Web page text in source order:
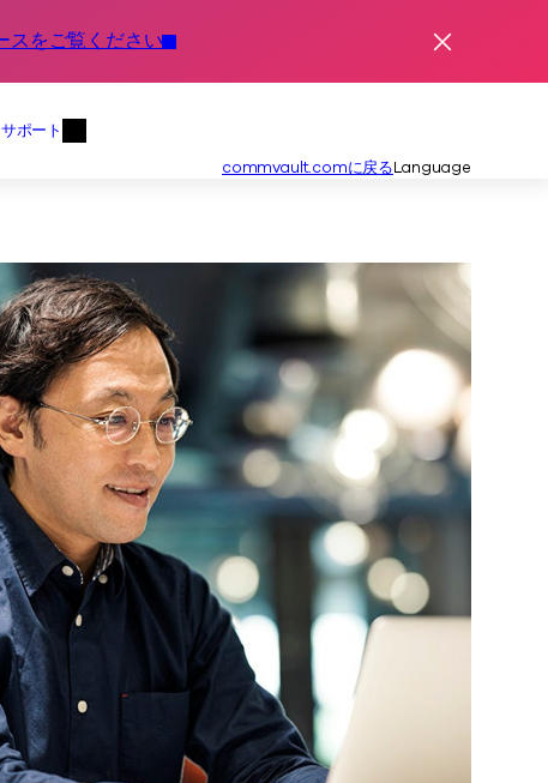
スをご覧ください Dismiss
ポート
セカンダリ
commvault.comに戻るLanguage